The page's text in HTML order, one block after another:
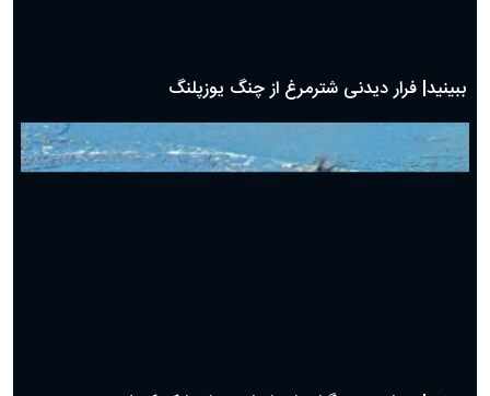
ببینید| فرار دیدنی شترمرغ از چنگ یوزپلنگ